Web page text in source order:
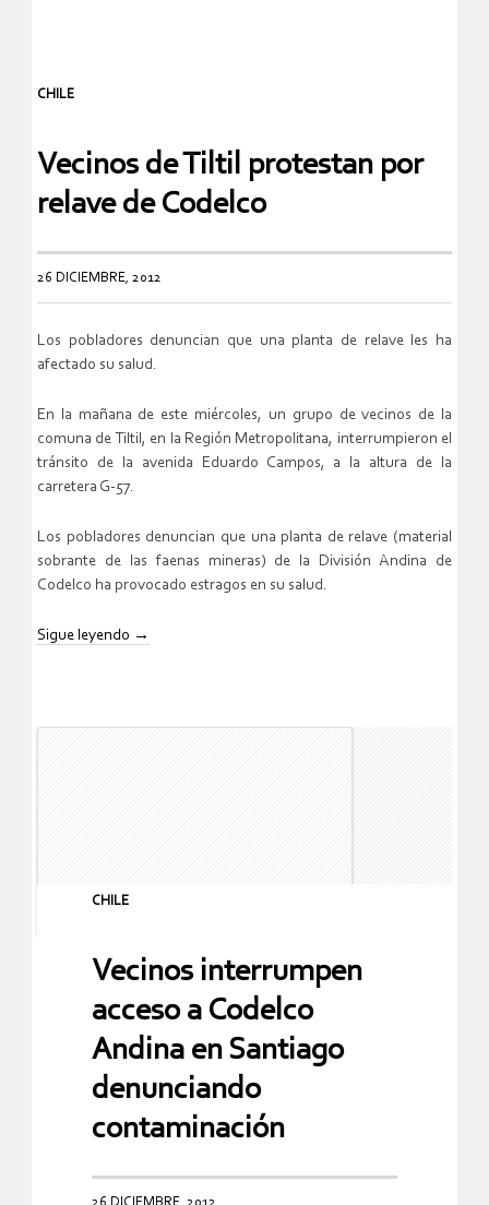
CHILE
Vecinos de Tiltil protestan por
relave de Codelco
26 DICIEMBRE, 2012
Los pobladores denuncian que una planta de relave les ha
afectado su salud.
En la mañana de este miércoles, un grupo de vecinos de la
comuna de Tiltil, en la Región Metropolitana, interrumpieron el
tránsito de la avenida Eduardo Campos, a la altura de la
carretera G-57.
Los pobladores denuncian que una planta de relave (material
sobrante de las faenas mineras) de la División Andina de
Codelco ha provocado estragos en su salud.
Sigue leyendo →
CHILE
Vecinos interrumpen
acceso a Codelco
Andina en Santiago
denunciando
contaminación